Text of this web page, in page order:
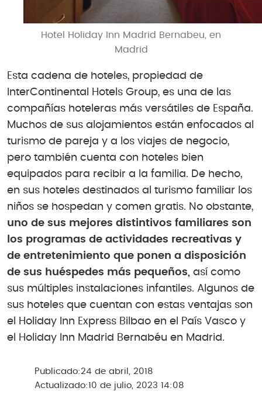
Hotel Holiday Inn Madrid Bernabeu, en
Madrid
Esta cadena de hoteles, propiedad de
InterContinental Hotels Group, es una de las
compañías hoteleras más versátiles de España.
Muchos de sus alojamientos están enfocados al
turismo de pareja y a los viajes de negocio,
pero también cuenta con hoteles bien
equipados para recibir a la familia. De hecho,
en sus hoteles destinados al turismo familiar los
niños se hospedan y comen gratis. No obstante,
uno de sus mejores distintivos familiares son
los programas de actividades recreativas y
de entretenimiento que ponen a disposición
de sus huéspedes más pequeños, así como
sus múltiples instalaciones infantiles. Algunos de
sus hoteles que cuentan con estas ventajas son
el Holiday Inn Express Bilbao en el País Vasco y
el Holiday Inn Madrid Bernabéu en Madrid.
Publicado: 24 de abril, 2018
Actualizado:10 de julio, 2023 14:08